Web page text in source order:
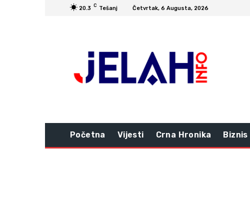
20.3 C Tešanj Četvrtak, 6 Augusta, 2026
Početna Vijesti Crna Hronika Biznis